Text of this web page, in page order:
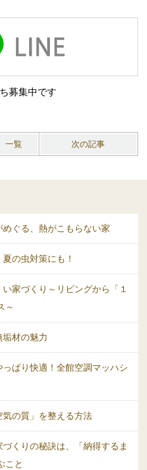
募集中です
一覧 次の記事
めぐる、熱がこもらない家
の虫対策にも！
家づくり～リビングから「１
～
垢材の魅力
っぱり快適！全館空調マッハシ
気の質」を整える方法
くりの秘訣は、「納得するま
こと